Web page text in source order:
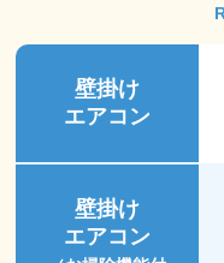
壁掛け
エアコン
壁掛け
エアコン